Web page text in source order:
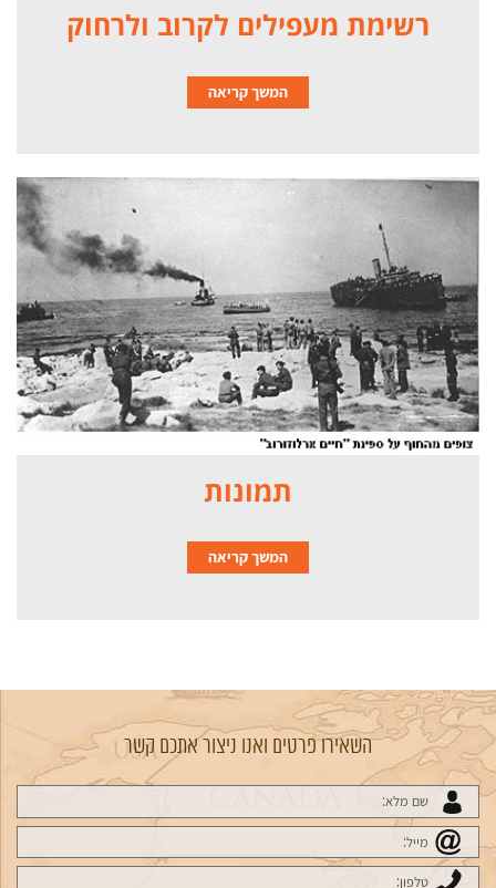
רשימת מעפילים לקרוב ולרחוק
המשך קריאה
תמונות
המשך קריאה
השאירו פרטים ואנו ניצור אתכם קשר